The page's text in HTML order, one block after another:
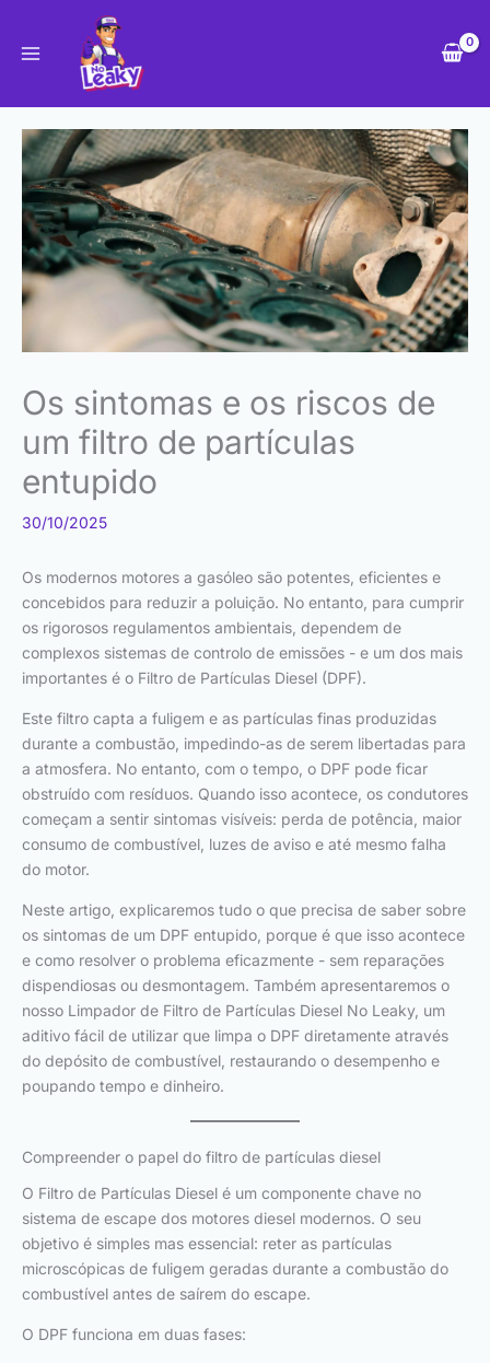
content
Os sintomas e os riscos de
um filtro de partículas
entupido
30/10/2025
Os modernos motores a gasóleo são potentes, eficientes e
concebidos para reduzir a poluição. No entanto, para cumprir
os rigorosos regulamentos ambientais, dependem de
complexos sistemas de controlo de emissões - e um dos mais
importantes é o Filtro de Partículas Diesel (DPF).
Este filtro capta a fuligem e as partículas finas produzidas
durante a combustão, impedindo-as de serem libertadas para
a atmosfera. No entanto, com o tempo, o DPF pode ficar
obstruído com resíduos. Quando isso acontece, os condutores
começam a sentir sintomas visíveis: perda de potência, maior
consumo de combustível, luzes de aviso e até mesmo falha
do motor.
Neste artigo, explicaremos tudo o que precisa de saber sobre
os sintomas de um DPF entupido, porque é que isso acontece
e como resolver o problema eficazmente - sem reparações
dispendiosas ou desmontagem. Também apresentaremos o
nosso Limpador de Filtro de Partículas Diesel No Leaky, um
aditivo fácil de utilizar que limpa o DPF diretamente através
do depósito de combustível, restaurando o desempenho e
poupando tempo e dinheiro.
Compreender o papel do filtro de partículas diesel
O Filtro de Partículas Diesel é um componente chave no
sistema de escape dos motores diesel modernos. O seu
objetivo é simples mas essencial: reter as partículas
microscópicas de fuligem geradas durante a combustão do
combustível antes de saírem do escape.
O DPF funciona em duas fases: